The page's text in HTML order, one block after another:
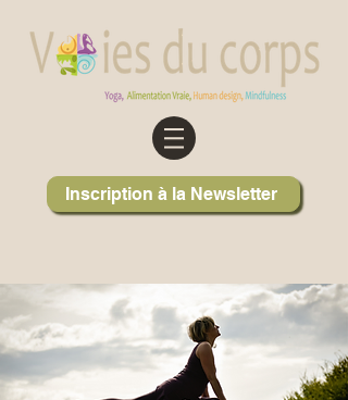
Inscription à la Newsletter